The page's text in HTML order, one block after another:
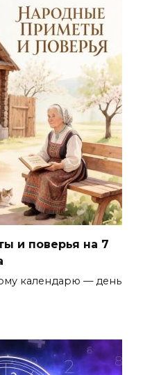
и поверья на 7
календарю — день